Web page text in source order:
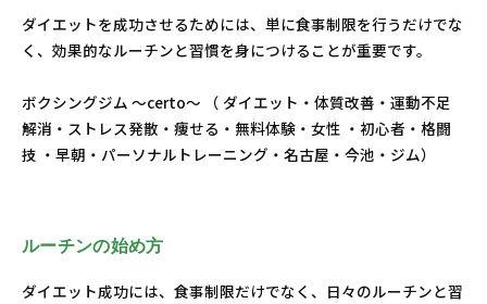
ダイエットを成功させるためには、単に食事制限を行うだけでな
く、効果的なルーチンと習慣を身につけることが重要です。
ボクシングジム ～certo～ （ ダイエット・体質改善・運動不足
解消・ストレス発散・痩せる・無料体験・女性 ・初心者・格闘
技 ・早朝・パーソナルトレーニング・名古屋・今池・ジム）
ルーチンの始め方
ダイエット成功には、食事制限だけでなく、日々のルーチンと習